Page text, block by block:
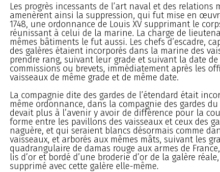
Les progrès incessants de l’art naval et des relations
amenèrent ainsi la suppression, qui fut mise en
1748, une ordonnance de Louis XV supprimant le
réunissant à celui de la marine. La charge de
mêmes bâtiments le fut aussi. Les chefs d’escadre,
des galères étaient incorporés dans la marine des
prendre rang, suivant leur grade et suivant la date
commissions ou brevets, immédiatement après les
vaisseaux de même grade et de même date.
La compagnie dite des gardes de l’étendard était
même ordonnance, dans la compagnie des gardes
devait plus à l’avenir y avoir de différence pour la
forme entre les pavillons des vaisseaux et ceux des
naguère, et qui seraient blancs désormais comme
vaisseaux, et arborés aux mêmes mâts, suivant les
quadrangulaire de damas rouge aux armes de
lis d’or et bordé d’une broderie d’or de la galère
supprimé avec cette galère elle-même.